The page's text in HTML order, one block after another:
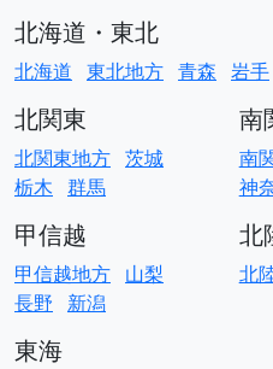
北海道・東北
北海道 東北地方 青森 岩手
北関東
北関東地方 茨城
栃木 群馬
南
南
神
甲信越
甲信越地方 山梨
長野 新潟
北
北
東海